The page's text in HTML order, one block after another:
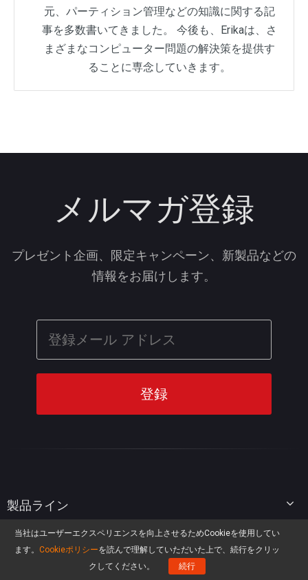
元、パーティション管理などの知識に関する記
事を多数書いてきました。 今後も、Erikaは、さ
まざまなコンピューター問題の解決策を提供す
ることに専念していきます。
当社はユーザーエクスペリエンスを向上させるためCookieを使用してい
ます。 Cookieポリシーを読んで理解していただいた上で、続行をクリッ
クしてください。
続行
メルマガ登録
プレゼント企画、限定キャンペーン、新製品などの
情報をお届けします。
製品ライン
MiniTool Partition Wizard
MiniTool Power Data Recovery
MiniTool ShadowMaker
リソース